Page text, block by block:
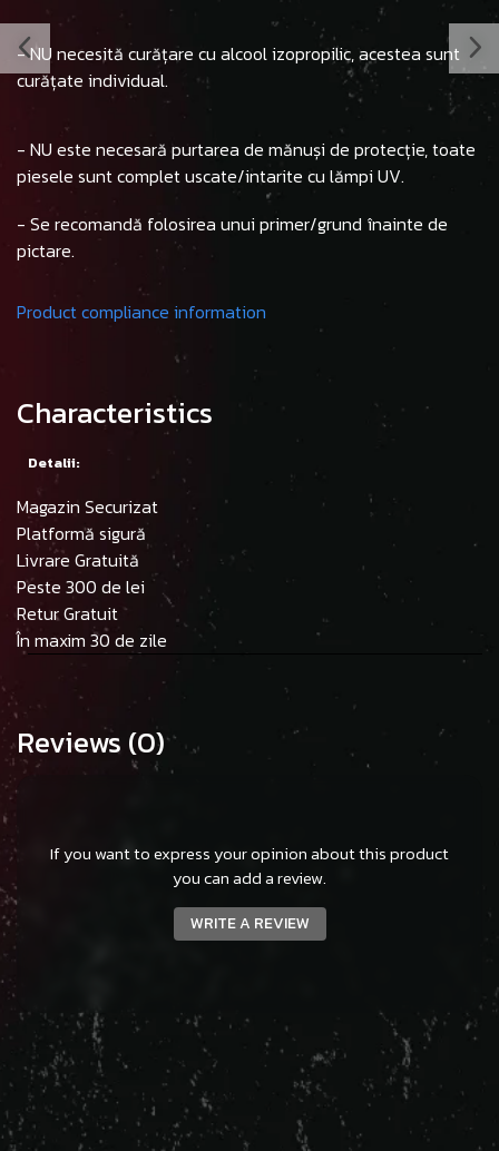
- NU necesită curățare cu alcool izopropilic, acestea sunt
curățate individual.
- NU este necesară purtarea de mănuși de protecție, toate
piesele sunt complet uscate/intarite cu lămpi UV.
- Se recomandă folosirea unui primer/grund înainte de
pictare.
Product compliance information
Characteristics
Detalii:
Magazin Securizat
Platformă sigură
Livrare Gratuită
Peste 300 de lei
Retur Gratuit
În maxim 30 de zile
Reviews (0)
If you want to express your opinion about this product
you can add a review.
WRITE A REVIEW